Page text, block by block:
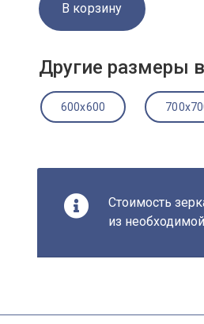
В корзину
Другие размеры
600x600
Стоимость
из